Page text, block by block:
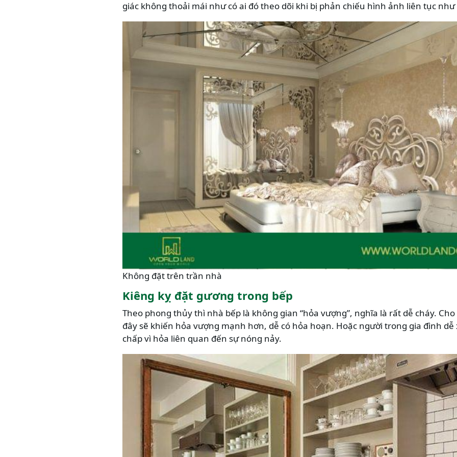
giác không thoải mái như có ai đó theo dõi khi bị phản chiếu hình ảnh liên tục như
Không đặt trên trần nhà
Kiêng kỵ đặt gương trong bếp
Theo phong thủy thì nhà bếp là không gian “hỏa vượng”, nghĩa là rất dễ cháy.
đây sẽ khiến hỏa vượng mạnh hơn, dễ có hỏa hoạn. Hoặc người trong gia đình
chấp vì hỏa liên quan đến sự nóng nảy.